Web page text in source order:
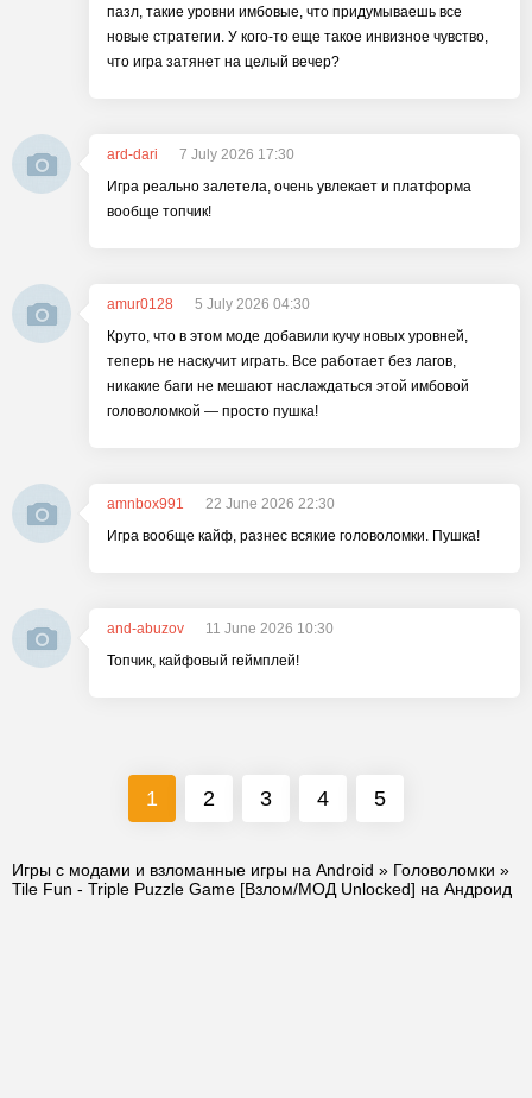
пазл, такие уровни имбовые, что придумываешь все
новые стратегии. У кого-то еще такое инвизное чувство,
что игра затянет на целый вечер?
ard-dari
7 July 2026 17:30
Игра реально залетела, очень увлекает и платформа
вообще топчик!
amur0128
5 July 2026 04:30
Круто, что в этом моде добавили кучу новых уровней,
теперь не наскучит играть. Все работает без лагов,
никакие баги не мешают наслаждаться этой имбовой
головоломкой — просто пушка!
amnbox991
22 June 2026 22:30
Игра вообще кайф, разнес всякие головоломки. Пушка!
and-abuzov
11 June 2026 10:30
Топчик, кайфовый геймплей!
1 2 3 4 5
Игры с модами и взломанные игры на Android » Головоломки »
Tile Fun - Triple Puzzle Game [Взлом/МОД Unlocked] на Андроид